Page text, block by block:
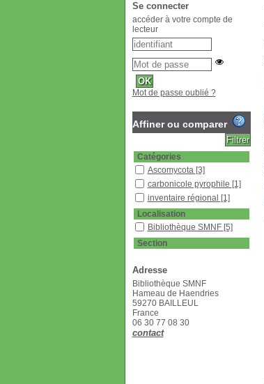
Se connecter
accéder à votre compte de
lecteur
Mot de passe oublié ?
Affiner ou comparer
Catégories
Ascomycota [3]
carbonicole pyrophile [1]
inventaire régional [1]
Localisation
Bibliothèque SMNF [5]
Section
Revues françaises
(étagère D)[4]
Adresse
Bibliothèque SMNF
Hameau de Haendries
59270 BAILLEUL
France
06 30 77 08 30
contact